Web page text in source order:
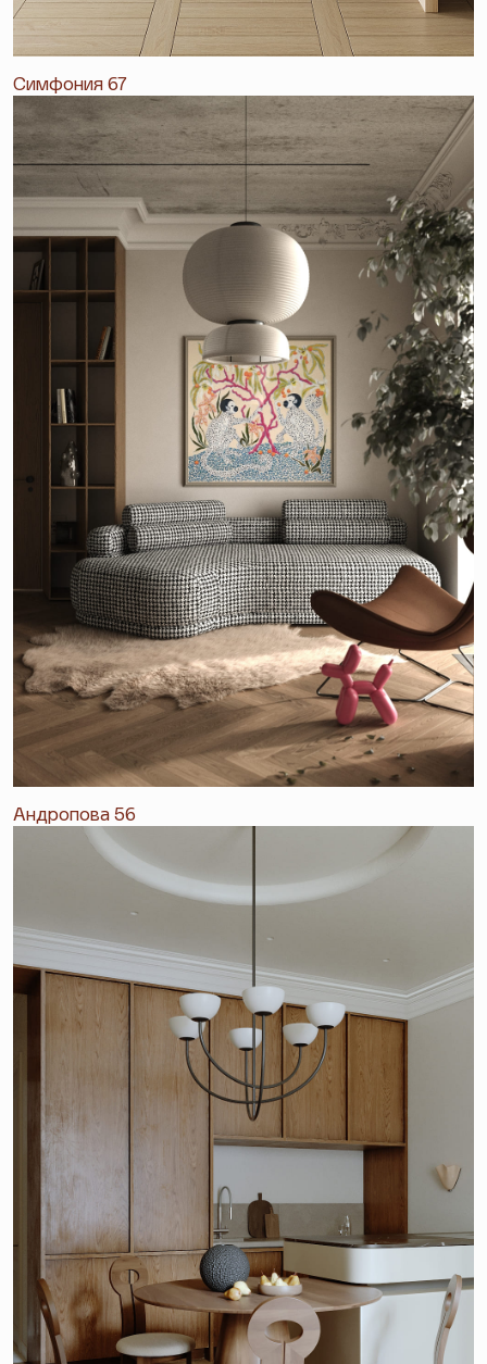
Симфония 67
Андропова 56